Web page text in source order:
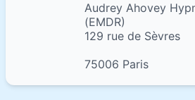
Audrey Ahovey
(EMDR)
129 rue de Sèvres
75006 Paris